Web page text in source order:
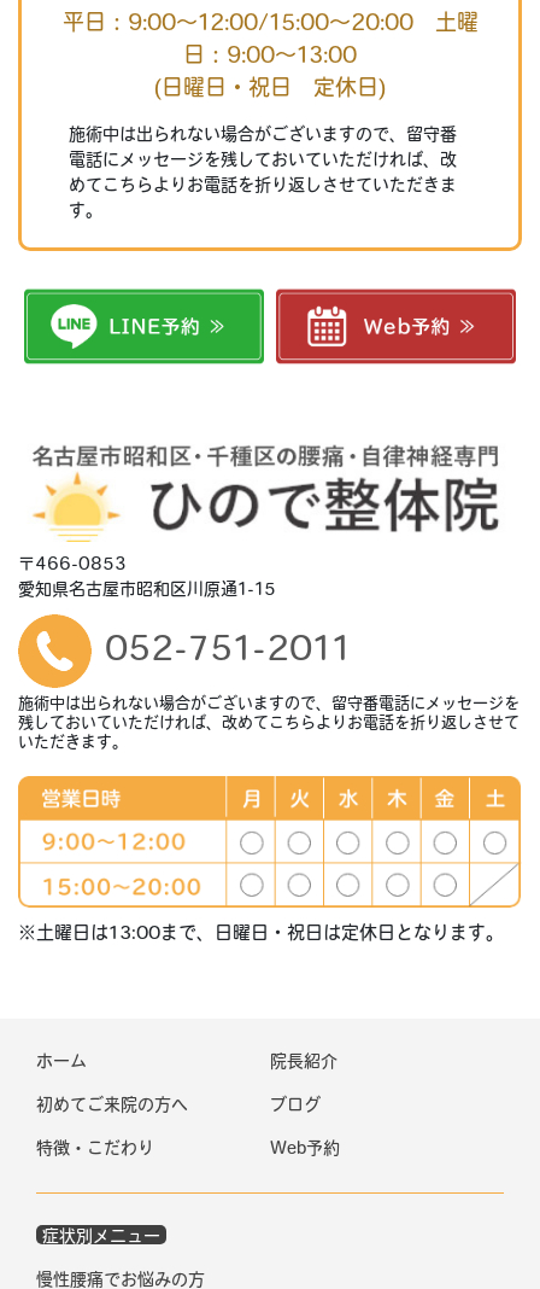
平日：9:00～12:00/15:00～20:00 土曜
日：9:00～13:00
(日曜日・祝日 定休日)
施術中は出られない場合がございますので、留守番
電話にメッセージを残しておいていただければ、改
めてこちらよりお電話を折り返しさせていただきま
す。
〒466-0853
愛知県名古屋市昭和区川原通1-15
052-751-2011
施術中は出られない場合がございますので、留守番電話にメッセージを
残しておいていただければ、改めてこちらよりお電話を折り返しさせて
いただきます。
※土曜日は13:00まで、日曜日・祝日は定休日となります。
ホーム 院長紹介
初めてご来院の方へ ブログ
特徴・こだわり Web予約
症状別メニュー
慢性腰痛でお悩みの方